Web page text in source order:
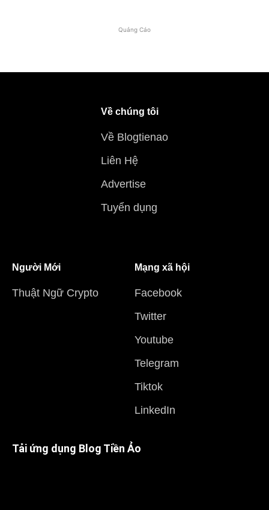
Quảng Cáo
Về chúng tôi
Về Blogtienao
Liên Hệ
Advertise
Tuyển dụng
Người Mới
Thuật Ngữ Crypto
Mạng xã hội
Facebook
Twitter
Youtube
Telegram
Tiktok
LinkedIn
Tải ứng dụng Blog Tiền Ảo